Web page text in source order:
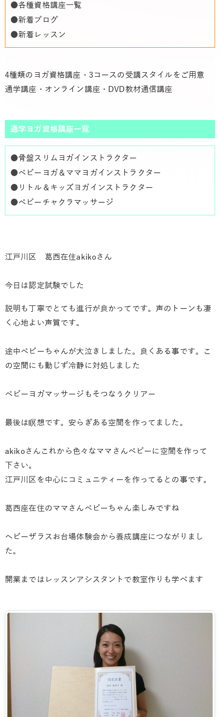
●各種資格講座一覧
●新着ブログ
●新着レッスン
4種類のヨガ資格講座・3コースの受講スタイルをご用意
通学講座・オンライン講座・DVD教材通信講座
通学ヨガ資格講座一覧
●骨盤スリムヨガインストラクター
●ベビーヨガ＆ママヨガインストラクター
● リトル＆キッズヨガインストラクター
●ベビーチャクラマッサージ
江戸川区 葛西在住akikoさん
今日は認定試験でした
説明も丁寧でとても進行が良かってです。声のトーンも凄
く心地よい声質です。
途中ベビーちゃんが大泣きしました。良くある事です。こ
の空間にも動じず冷静に対処しました
ベビーヨガマッサージもそつなうクリアー
最後は瞑想です。安らぎある空間を作ってました。
akikoさんこれから色々なママさんベビーに空間を作って
下さい。
江戸川区を中心にコミュニティーを作ってるとの事です。
葛西座在住のママさんベビーちゃん楽しみですね
ヘビーザラスお台場体験会から養成講座につながりまし
た。
開業まではレッスンアシスタントで教室作りも学べます